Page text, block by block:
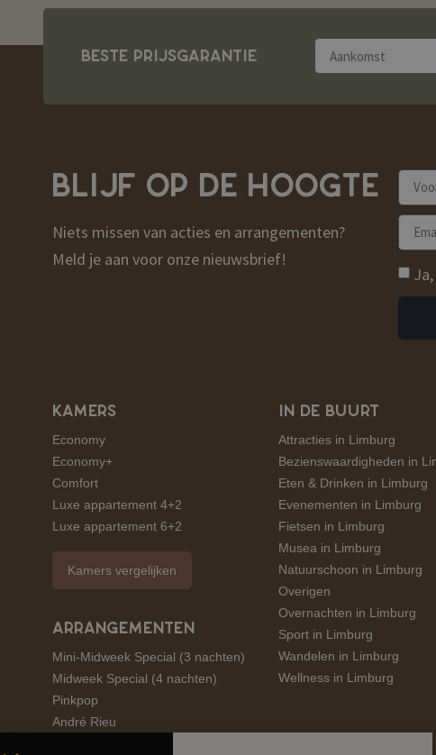
BESTE PRIJSGARANTIE
BLIJF OP DE HOOGTE
Niets missen van acties en arrangementen?
Meld je aan voor onze nieuwsbrief!
KAMERS
Economy
Economy+
Comfort
Luxe appartement 4+2
Luxe appartement 6+2
Kamers vergelijken
ARRANGEMENTEN
Mini-Midweek Special (3 nachten)
Midweek Special (4 nachten)
Pinkpop
André Rieu
IN DE BUURT
Attracties in Limburg
Bezienswaardigheden in
Eten & Drinken in Limburg
Evenementen in Limburg
Fietsen in Limburg
Musea in Limburg
Natuurschoon in Limburg
Overigen
Overnachten in Limburg
Sport in Limburg
Wandelen in Limburg
Wellness in Limburg